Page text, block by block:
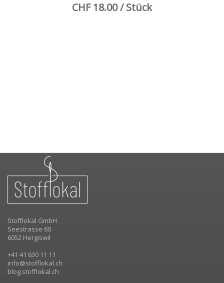
CHF 18.00 / Stück
Stofflokal GmbH
Seestrasse 60
6052 Hergiswil
+41 41 630 11 11
info@stofflokal.ch
blog.stofflokal.ch